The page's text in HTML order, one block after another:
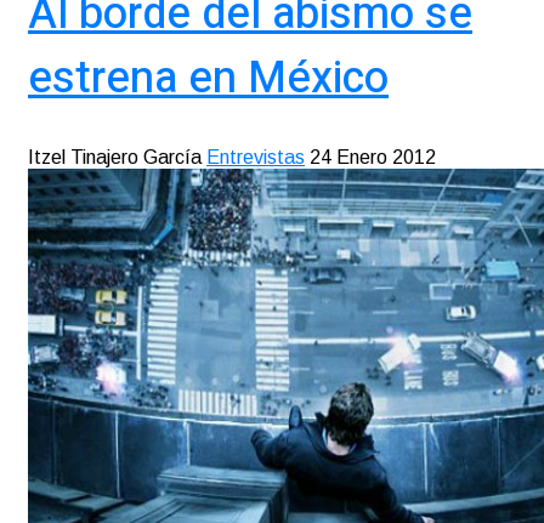
Al borde del abismo se
estrena en México
Itzel Tinajero García Entrevistas 24 Enero 2012